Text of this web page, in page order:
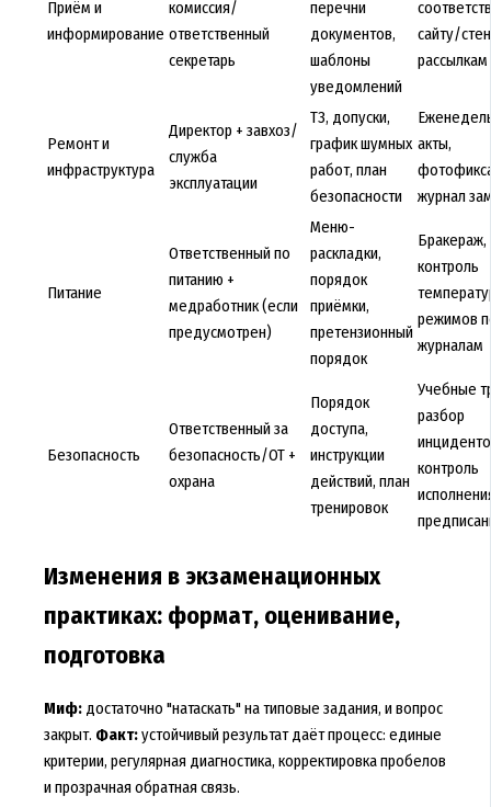
Приём и
информирование
комиссия/
ответственный
секретарь
перечни
документов,
шаблоны
уведомлений
сайту/
рассылкам
Ремонт и
инфраструктура
Директор + завхоз/
служба
эксплуатации
ТЗ, допуски,
график шумных
работ, план
безопасности
акты,
журнал
Питание
Ответственный по
питанию +
медработник (если
предусмотрен)
Меню-
раскладки,
порядок
приёмки,
претензионный
порядок
Бракераж,
контроль
режимов
журналам
Безопасность
Ответственный за
безопасность/ОТ +
охрана
Порядок
доступа,
инструкции
действий, план
тренировок
Учебные
разбор
контроль
Изменения в экзаменационных
практиках: формат, оценивание,
подготовка
Миф:достаточно "натаскать" на типовые задания, и вопрос
закрыт. Факт:устойчивый результат даёт процесс: единые
критерии, регулярная диагностика, корректировка пробелов
и прозрачная обратная связь.